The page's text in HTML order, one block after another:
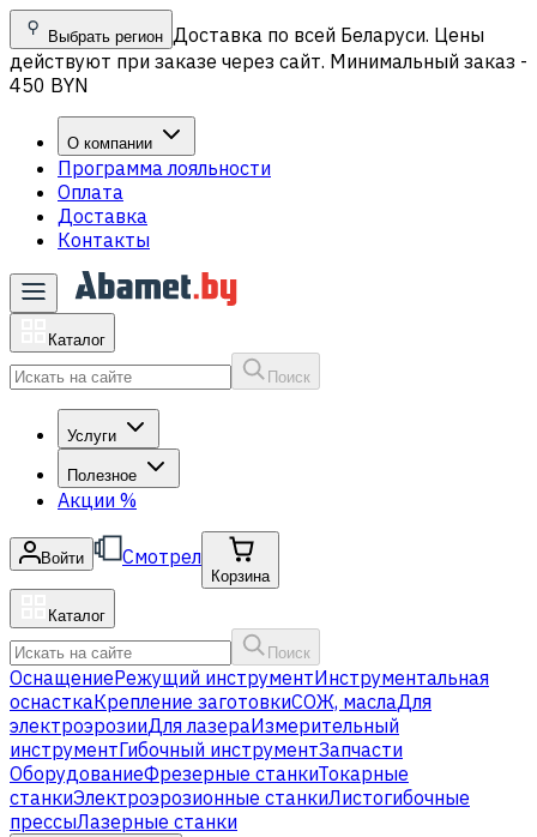
Выбрать регион Доставка по всей Беларуси. Цены
действуют при заказе через сайт. Минимальный заказ -
450 BYN
О компании
Программа лояльности
Оплата
Доставка
Контакты
Каталог
Поиск
Услуги
Полезное
Акции %
Войти Смотрел
Корзина
Каталог
Поиск
ОснащениеРежущий инструментИнструментальная
оснасткаКрепление заготовкиСОЖ, маслаДля
электроэрозииДля лазераИзмерительный
инструментГибочный инструментЗапчасти
ОборудованиеФрезерные станкиТокарные
станкиЭлектроэрозионные станкиЛистогибочные
прессыЛазерные станки